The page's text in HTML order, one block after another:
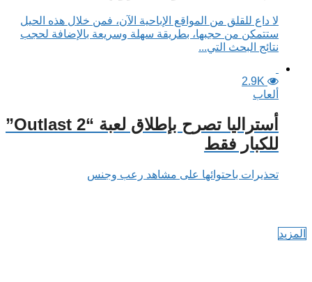
لا داع للقلق من المواقع الإباحية الآن، فمن خلال هذه الحيل
ستتمكن من حجبها، بطريقة سهلة وسريعة بالإضافة لحجب
نتائج البحث التي...
2.9K
ألعاب
أستراليا تصرح بإطلاق لعبة “Outlast 2”
للكبار فقط
تحذيرات باحتوائها على مشاهد رعب وجنس
المزيد